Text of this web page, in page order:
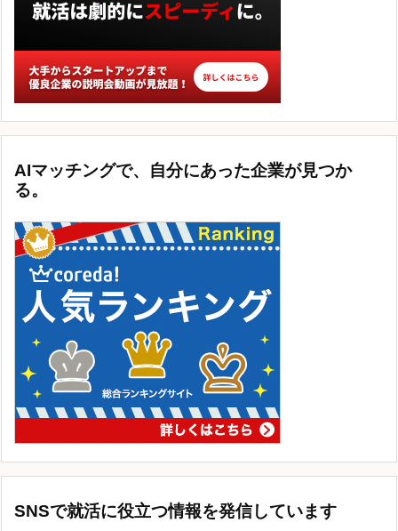
AIマッチングで、自分にあった企業が見つか
る。
SNSで就活に役立つ情報を発信しています